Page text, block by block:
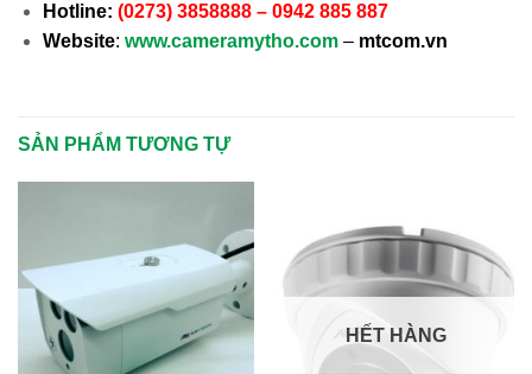
Hotline: (0273) 3858888 – 0942 885 887
Website: www.cameramytho.com–mtcom.vn
SẢN PHẨM TƯƠNG TỰ
HẾT HÀNG